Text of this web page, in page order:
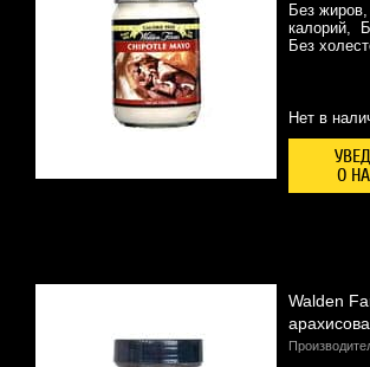
ДИЕТИЧЕСКОЕ ПИТАНИЕ
СПОРТИВНАЯ ОДЕЖДА И
Без
калорий,
Без
Нет в
О
Walden